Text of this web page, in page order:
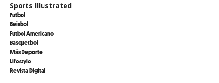
Sports Illustrated
Futbol
Beisbol
Futbol Americano
Basquetbol
Más Deporte
Lifestyle
Revista Digital